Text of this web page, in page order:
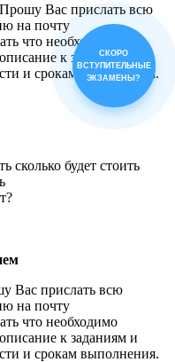
Вас прислать всю
на почту
что необходимо
к заданиям и
и срокам выполнения.
сколько будет стоить
Вас прислать всю
на почту
что необходимо
к заданиям и
и срокам выполнения.
СКОРО
ВСТУПИТЕЛЬНЫЕ
ЭКЗАМЕНЫ?